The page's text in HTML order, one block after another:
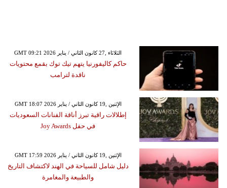
GMT 09:21 2026 الثلاثاء ,27 كانون الثاني / يناير
حاكم كاليفورنيا يتهم تيك توك بقمع محتويات
ناقدة لترامب
GMT 18:07 2026 الإثنين ,19 كانون الثاني / يناير
إطلالات راقية تبرز أناقة الفنانات السعوديات
في حفل Joy Awards
GMT 17:59 2026 الإثنين ,19 كانون الثاني / يناير
دليل شامل للسياحة في الهند لاكتشاف التاريخ
والطبيعة والمغامرة